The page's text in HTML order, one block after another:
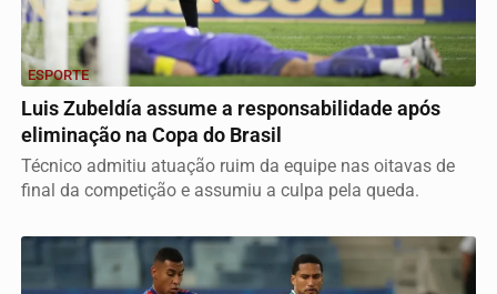
ESPORTE
Luis Zubeldía assume a responsabilidade após
eliminação na Copa do Brasil
Técnico admitiu atuação ruim da equipe nas oitavas de
final da competição e assumiu a culpa pela queda.